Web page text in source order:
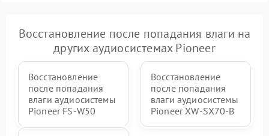
Восстановление после попадания влаги на
других аудиосистемах Pioneer
Восстановление
после попадания
влаги аудиосистемы
Pioneer FS-W50
Восстановление
после попадания
влаги аудиосистемы
Pioneer XW-SX70-B